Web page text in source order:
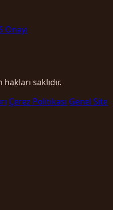
Onayı
saklıdır.
Çerez Politikası Genel Site